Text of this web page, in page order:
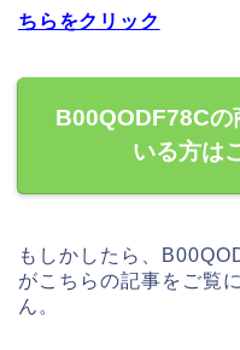
ちらをクリック
B00QODF78Cの
いる方は
もしかしたら、
がこちらの記事をご覧
ん。